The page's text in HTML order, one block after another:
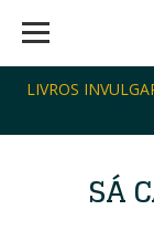
LIVROS
SÁ